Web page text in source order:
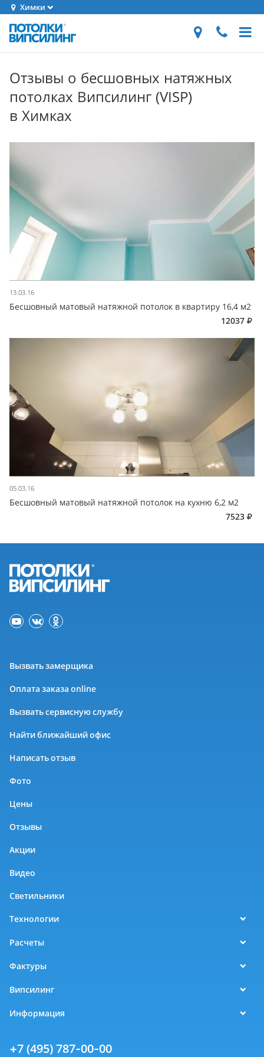
Химки
Отзывы о бесшовных натяжных
потолках Випсилинг (VISP)
в Химках
13.03.16
Бесшовный матовый натяжной потолок в квартиру 16,4 м2
12037
05.03.16
Бесшовный матовый натяжной потолок на кухню 6,2 м2
7523
Вызвать замерщика
Оплата заказа online
Вызвать сервисную службу
Найти ближайший офис
Написать отзыв
Фото
Цены
Отзывы
Акции
Видео
Светильники
Технологии
Расчеты
Фактуры
Випсилинг
Информация
+7 (495) 787-00-00